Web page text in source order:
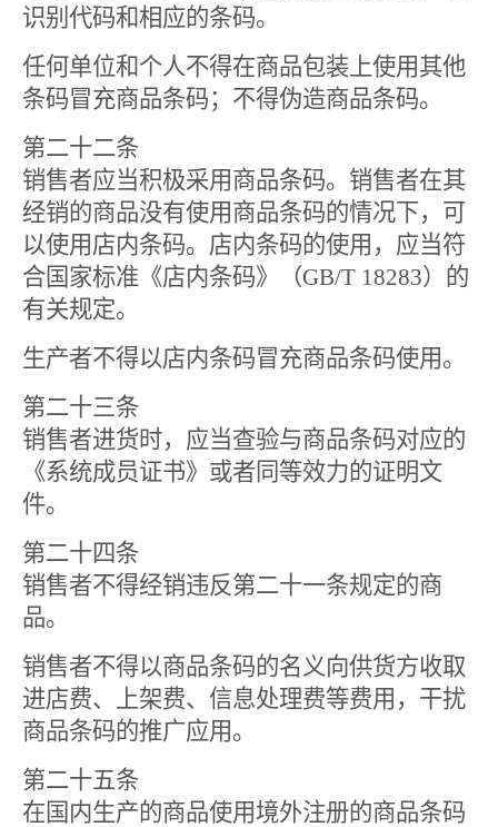
识别代码和相应的条码。
任何单位和个人不得在商品包装上使用其他
条码冒充商品条码；不得伪造商品条码。
第二十二条
销售者应当积极采用商品条码。销售者在其
经销的商品没有使用商品条码的情况下，可
以使用店内条码。店内条码的使用，应当符
合国家标准《店内条码》（GB/T 18283）的
有关规定。
生产者不得以店内条码冒充商品条码使用。
第二十三条
销售者进货时，应当查验与商品条码对应的
《系统成员证书》或者同等效力的证明文
件。
第二十四条
销售者不得经销违反第二十一条规定的商
品。
销售者不得以商品条码的名义向供货方收取
进店费、上架费、信息处理费等费用，干扰
商品条码的推广应用。
第二十五条
在国内生产的商品使用境外注册的商品条码